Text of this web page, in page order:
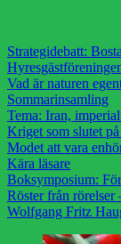
Strategidebatt:
Vad är naturen
Sommarinsamling
Tema: Iran,
Kriget som slutet
Modet att vara
Kära läsare
Boksymposium:
Röster från rörelser
Wolfgang Fritz